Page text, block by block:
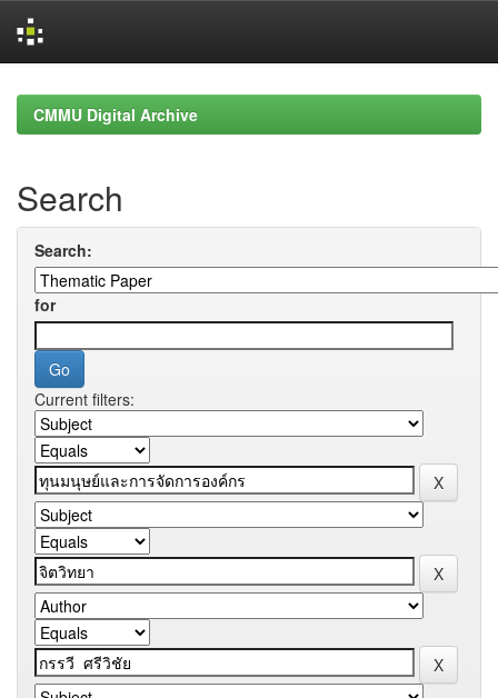
navigationCMMU Digital Archive
Search
Search:
for
Current filters: